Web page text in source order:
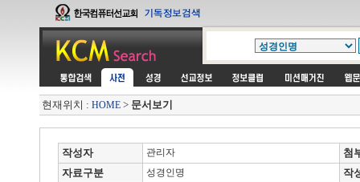
현재위치 : HOME > 문서보기
작성자 관리자
첨
자료구분
성경인명
작